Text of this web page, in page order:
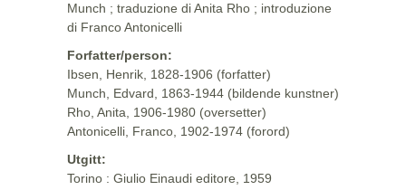
Munch ; traduzione di Anita Rho ; introduzione
di Franco Antonicelli
Forfatter/person:
Ibsen, Henrik, 1828-1906 (forfatter)
Munch, Edvard, 1863-1944 (bildende kunstner)
Rho, Anita, 1906-1980 (oversetter)
Antonicelli, Franco, 1902-1974 (forord)
Utgitt:
Torino : Giulio Einaudi editore, 1959